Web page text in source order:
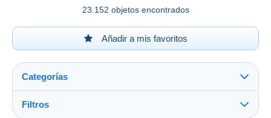
23.152 objetos encontrados
Añadir a mis favoritos
Categorías
Filtros